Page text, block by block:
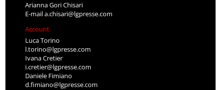
Arianna Gori Chisari
E-maila.chisari@lgpresse.com
Account
Luca Torino
l.torino@lgpresse.com
Ivana Cretier
i.cretier@lgpresse.com
Daniele Fimiano
d.fimiano@lgpresse.com